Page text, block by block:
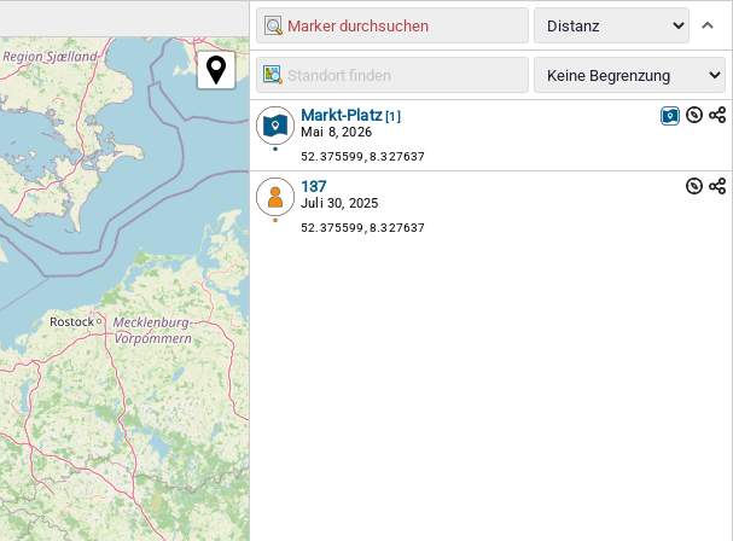
Markt-Platz [1]
Mai 8, 2026
52.375599, 8.327637
137
Juli 30, 2025
52.375599, 8.327637